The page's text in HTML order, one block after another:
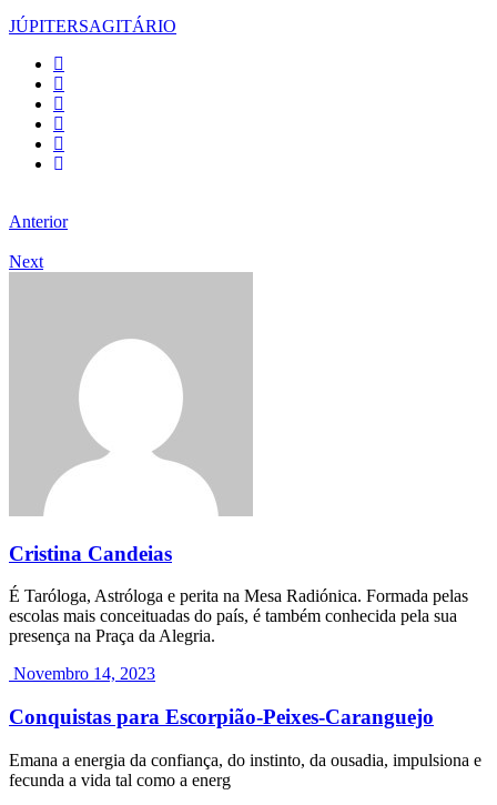
JÚPITERSAGITÁRIO
Anterior
Next
Cristina Candeias
É Taróloga, Astróloga e perita na Mesa Radiónica. Formada pelas
escolas mais conceituadas do país, é também conhecida pela sua
presença na Praça da Alegria.
Novembro 14, 2023
Conquistas para Escorpião-Peixes-Caranguejo
Emana a energia da confiança, do instinto, da ousadia, impulsiona e
fecunda a vida tal como a energ